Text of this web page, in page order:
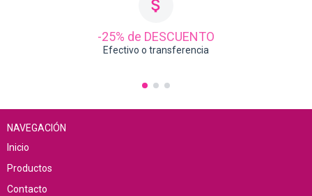
-25% de DESCUENTO
Efectivo o transferencia
NAVEGACIÓN
Inicio
Productos
Contacto